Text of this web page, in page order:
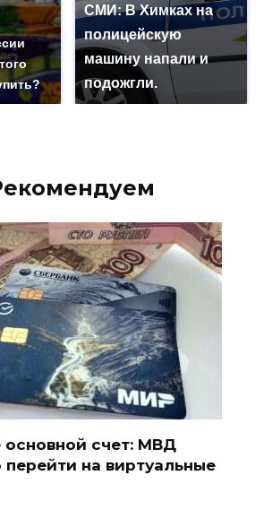
СМИ: В Химках на
полицейскую
машину напали и
подожгли.
основной счет: МВД
перейти на виртуальные